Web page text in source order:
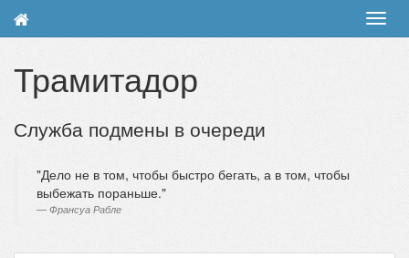
Трамитадор
Служба подмены в очереди
Дело не в том, чтобы быстро бегать, а в том, чтобы
выбежать пораньше.
Франсуа Рабле